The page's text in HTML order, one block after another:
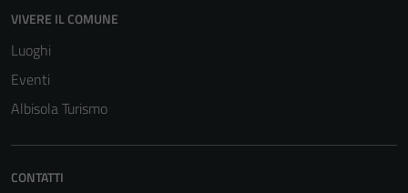
VIVERE IL COMUNE
Luoghi
Eventi
Albisola Turismo
CONTATTI